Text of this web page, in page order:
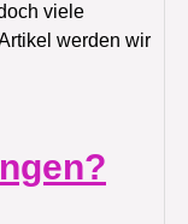
viele
werden wir